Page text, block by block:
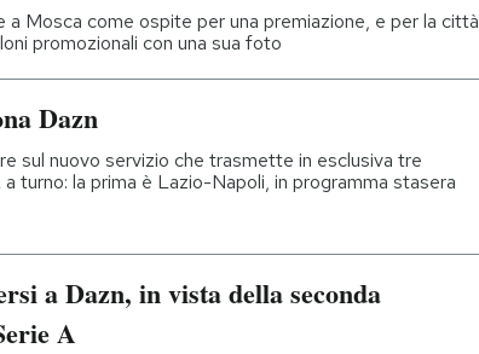
a Mosca come ospite per una premiazione, e per la città
promozionali con una sua foto
Dazn
sul nuovo servizio che trasmette in esclusiva tre
turno: la prima è Lazio-Napoli, in programma stasera
a Dazn, in vista della seconda
A